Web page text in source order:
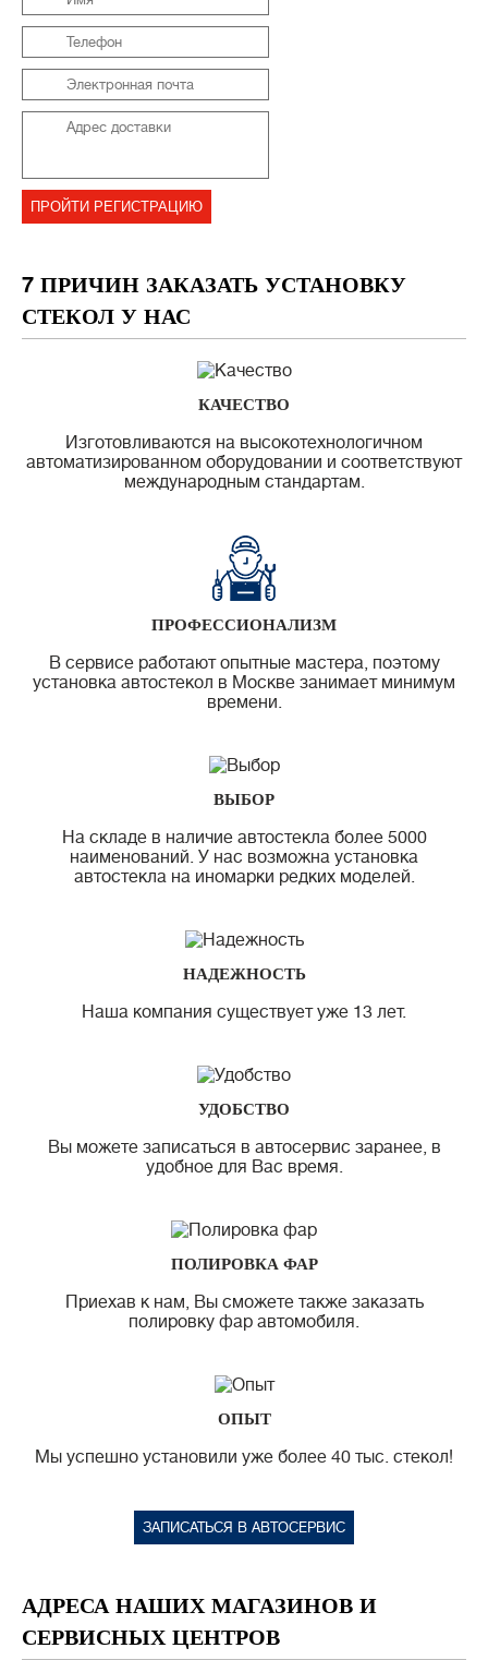
7 ПРИЧИН ЗАКАЗАТЬ УСТАНОВКУ
СТЕКОЛ У НАС
КАЧЕСТВО
Изготовливаются на высокотехнологичном
автоматизированном оборудовании и соответствуют
международным стандартам.
ПРОФЕССИОНАЛИЗМ
В сервисе работают опытные мастера, поэтому
установка автостекол в Москве занимает минимум
времени.
ВЫБОР
На складе в наличие автостекла более 5000
наименований. У нас возможна установка
автостекла на иномарки редких моделей.
НАДЕЖНОСТЬ
Наша компания существует уже 13 лет.
УДОБСТВО
Вы можете записаться в автосервис заранее, в
удобное для Вас время.
ПОЛИРОВКА ФАР
Приехав к нам, Вы сможете также заказать
полировку фар автомобиля.
ОПЫТ
Мы успешно установили уже более 40 тыс. стекол!
ЗАПИСАТЬСЯ В АВТОСЕРВИС
АДРЕСА НАШИХ МАГАЗИНОВ И
СЕРВИСНЫХ ЦЕНТРОВ